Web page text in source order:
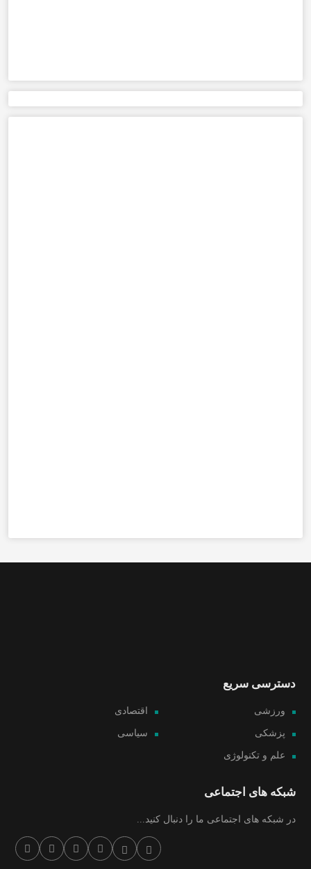
دسترسی سریع
ورزشی اقتصادی
پزشکی سیاسی
علم و تکنولوژی
شبکه های اجتماعی
در شبکه های اجتماعی ما را دنبال کنید...